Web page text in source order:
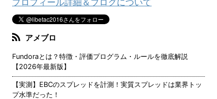
プロフィール詳細＆ブログについて
アメブロ
Fundoraとは？特徴・評価プログラム・ルールを徹底解説
【2026年最新版】
【実測】EBCのスプレッドを計測！実質スプレッドは業界トッ
プ水準だった！